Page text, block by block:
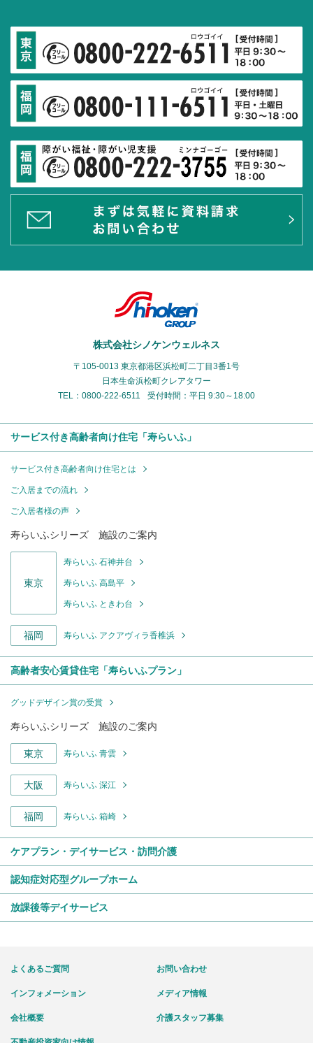
株式会社シノケンウェルネス
〒105-0013 東京都港区浜松町二丁目3番1号
日本生命浜松町クレアタワー
TEL：0800-222-6511
受付時間：平日 9:30～18:00
サービス付き高齢者向け住宅「寿らいふ」
サービス付き高齢者向け住宅とは
ご入居までの流れ
ご入居者様の声
寿らいふシリーズ 施設のご案内
東京
寿らいふ 石神井台
寿らいふ 高島平
寿らいふ ときわ台
福岡 寿らいふ アクアヴィラ香椎浜
高齢者安心賃貸住宅「寿らいふプラン」
グッドデザイン賞の受賞
寿らいふシリーズ 施設のご案内
東京 寿らいふ 青雲
大阪 寿らいふ 深江
福岡 寿らいふ 箱崎
ケアプラン・デイサービス・訪問介護
認知症対応型グループホーム
放課後等デイサービス
よくあるご質問 お問い合わせ
インフォメーション メディア情報
会社概要 介護スタッフ募集